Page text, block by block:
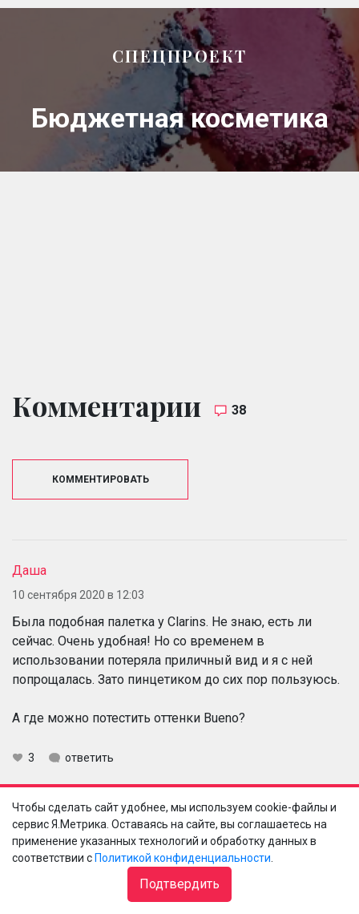
СПЕЦПРОЕКТ
Бюджетная косметика
Комментарии 38
КОММЕНТИРОВАТЬ
Даша
10 сентября 2020 в 12:03
Была подобная палетка у Clarins. Не знаю, есть ли
сейчас. Очень удобная! Но со временем в
использовании потеряла приличный вид и я с ней
попрощалась. Зато пинцетиком до сих пор пользуюсь.
А где можно потестить оттенки Bueno?
3 ответить
Елена Даша
10 сентября 2020 в 18:17
И там все 4 инструмента: пинцет (офигенный
кстати), щеточка и двустороняя кисть-аппликатор.
Чтобы сделать сайт удобнее, мы используем cookie-файлы и
сервис Я.Метрика. Оставаясь на сайте, вы соглашаетесь на
применение указанных технологий и обработку данных в
соответствии с Политикой конфиденциальности
Подтвердить